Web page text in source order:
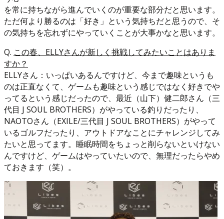
を常に持ちながら進んでいくのが重要な部分だと思います。
ただ何より勝るのは「好き」という気持ちだと思うので、そ
の気持ちを忘れずにやっていくことが大事かなと思います。
Q. この春、ELLYさんが新しく挑戦してみたいことはありま
すか？
ELLYさん：いっぱいあるんですけど、今まで趣味というも
のは正直なくて、ゲームも趣味という感じではなく好きでや
ってるという感じだったので、最近（山下）健二郎さん（三
代目 J SOUL BROTHERS）がやっている釣りだったり、
NAOTOさん（EXILE/三代目 J SOUL BROTHERS）がやって
いるゴルフだったり、アウトドアなことにチャレンジしてみ
たいと思ってます。睡眠時間をちょっと削らないといけない
んですけど、ゲームはやっていたいので、無理だったらやめ
ておきます（笑）。